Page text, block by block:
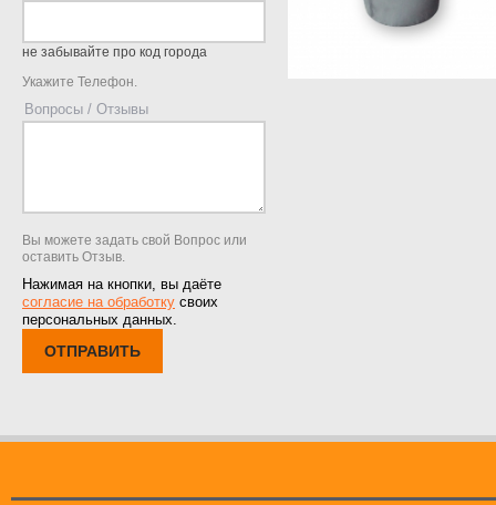
не забывайте про код города
Укажите Телефон.
Вопросы / Отзывы
Вы можете задать свой Вопрос или
оставить Отзыв.
Нажимая на кнопки, вы даёте
согласие на обработку своих
персональных данных.
ОТПРАВИТЬ